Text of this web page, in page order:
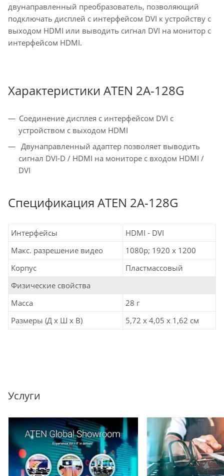
двунаправленный преобразователь, позволяющий
подключать дисплей с интерфейсом DVI к устройству с
выходом HDMI или выводить сигнал DVI на монитор с
интерфейсом HDMI.
Характеристики ATEN 2A-128G
Соединение дисплея с интерфейсом DVI с
устройством с выходом HDMI
Двунаправленный адаптер позволяет выводить
сигнал DVI-D / HDMI на мониторе с входом HDMI /
DVI
Спецификация ATEN 2A-128G
Интерфейсы
HDMI - DVI
Макс. разрешение видео
1080p; 1920 x 1200
Корпус
Пластмассовый
Физические свойства
Масса
28 г
Размеры (Д х Ш х В)
5,72 x 4,05 x 1,62 см
Услуги